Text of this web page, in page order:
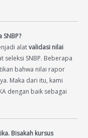
alatvalidasi nilai
seleksi SNBP. Beberapa
bahwa nilai rapor
Maka dari itu, kami
dengan baik sebagai
Bisakah kursus